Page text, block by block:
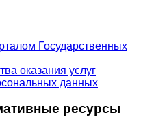
Государственных
оказания услуг
данных
ресурсы